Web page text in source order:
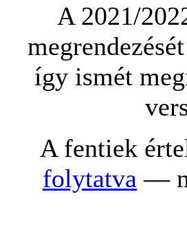
A 2021/
így ismét
A fentiek
folytatva —